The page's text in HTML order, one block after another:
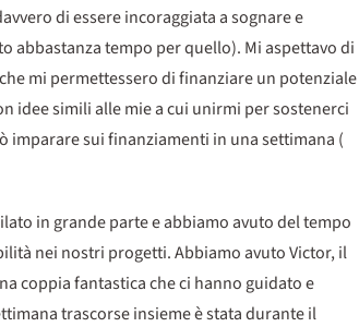
di essere incoraggiata a sognare e
abbastanza tempo per quello). Mi aspettavo di
mi permettessero di finanziare un potenziale
idee simili alle mie a cui unirmi per sostenerci
imparare sui finanziamenti in una settimana (
in grande parte e abbiamo avuto del tempo
nei nostri progetti. Abbiamo avuto Victor, il
coppia fantastica che ci hanno guidato e
trascorse insieme è stata durante il